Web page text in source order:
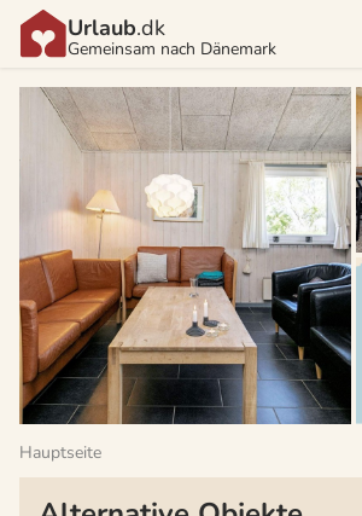
Urlaub.dk
Gemeinsam nach Dänemark
Hauptseite